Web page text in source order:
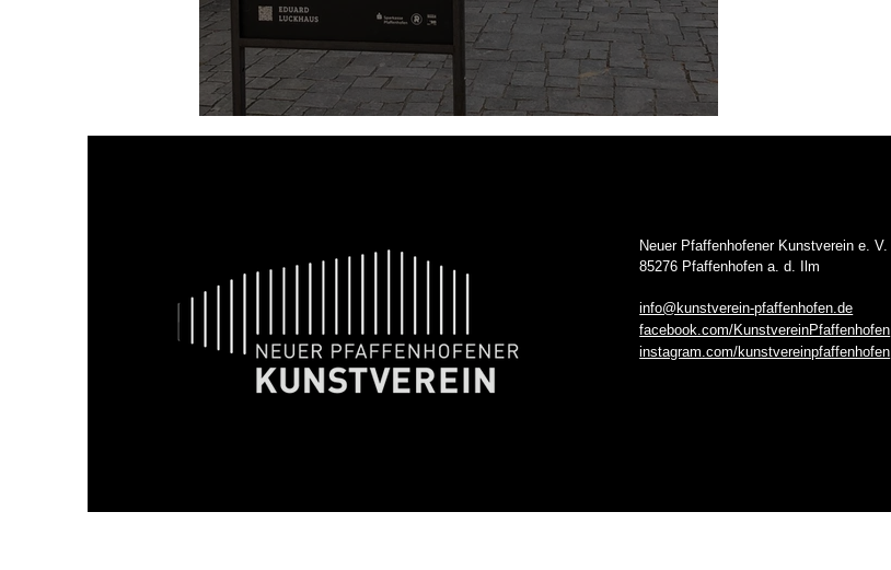
2020 - VIERTE auf Wanderschaft
Neuer Pfaffenhofener Kunstverein e. V.
85276 Pfaffenhofen a. d. Ilm
info@kunstverein-pfaffenhofen.de
facebook.com/KunstvereinPfaffenhofen
instagram.com/kunstvereinpfaffenhofen